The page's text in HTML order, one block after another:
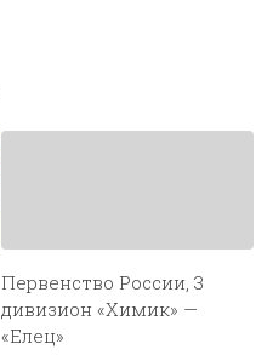
Первенство России, 3
дивизион «Химик» —
«Елец»